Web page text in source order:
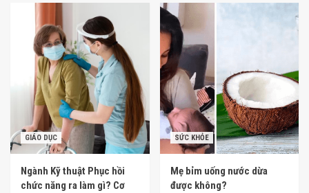
GIÁO DỤC
Ngành Kỹ thuật Phục hồi
chức năng ra làm gì? Cơ
SỨC KHỎE
Mẹ bỉm uống nước dừa
được không?